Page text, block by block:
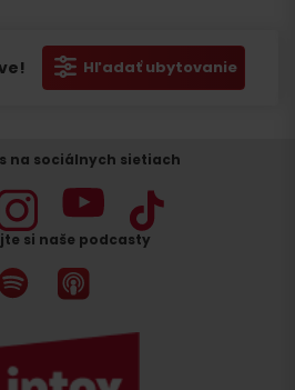
Hľadať ubytovanie
na sociálnych sietiach
si naše podcasty